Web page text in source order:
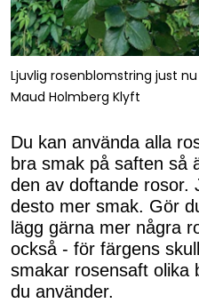
Ljuvlig rosenblomstring just
Maud Holmberg Klyft
Du kan använda alla
bra smak på saften så
den av doftande rosor.
desto mer smak. Gör
lägg gärna mer några
också - för färgens
smakar rosensaft olika
du använder.